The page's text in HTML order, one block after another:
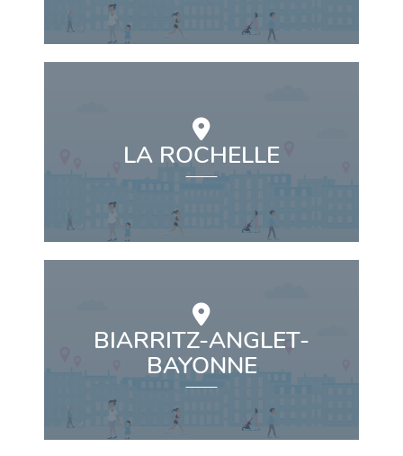
LA ROCHELLE
BIARRITZ-ANGLET-
BAYONNE